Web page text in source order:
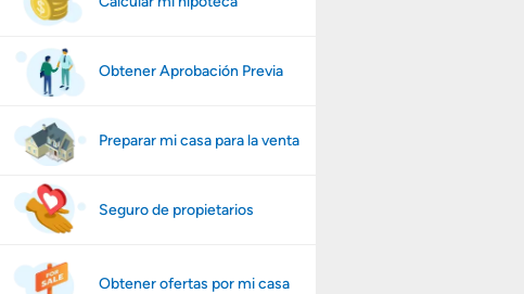
Obtener Aprobación Previa
Preparar mi casa para la venta
Seguro de propietarios
Obtener ofertas por mi casa